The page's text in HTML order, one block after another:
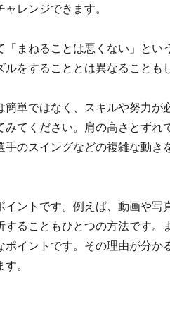
レンジできます。
「まねることは悪くない」と
をすることとは異なることも
簡単ではなく、スキルや努力が
みてください。肩の高さとずれ
手のスイングなどの複雑な動き
イントです。例えば、動画や
することもひとつの方法です。
ポイントです。その理由が分
。